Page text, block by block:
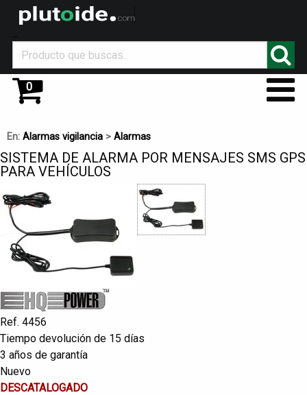
0
En: Alarmas vigilancia > Alarmas
SISTEMA DE ALARMA POR MENSAJES SMS GPS
PARA VEHÍCULOS
Ref. 4456
Tiempo devolución de 15 días
3 años de garantía
Nuevo
DESCATALOGADO